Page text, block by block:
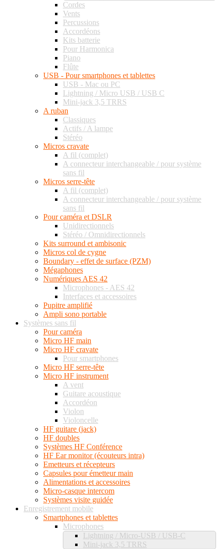
Cordes
Vents
Percussions
Accordéons
Kits batterie
Pour Harmonica
Piano
Flûte
USB - Pour smartphones et tablettes
USB - Mac ou PC
Lightning / Micro USB / USB C
Mini-jack 3,5 TRRS
A ruban
Classiques
Actifs / A lampe
Stéréo
Micros cravate
A fil (complet)
A connecteur interchangeable / pour système
sans fil
Micros serre-tête
A fil (complet)
A connecteur interchangeable / pour système
sans fil
Pour caméra et DSLR
Unidirectionnels
Stéréo / Omnidirectionnels
Kits surround et ambisonic
Micros col de cygne
Boundary - effet de surface (PZM)
Mégaphones
Numériques AES 42
Microphones - AES 42
Interfaces et accessoires
Pupitre amplifié
Ampli sono portable
Systèmes sans fil
Pour caméra
Micro HF main
Micro HF cravate
Pour smartphones
Micro HF serre-tête
Micro HF instrument
A vent
Guitare acoustique
Accordéon
Violon
Violoncelle
HF guitare (jack)
HF doubles
Systèmes HF Conférence
HF Ear monitor (écouteurs intra)
Emetteurs et récepteurs
Capsules pour émetteur main
Alimentations et accessoires
Micro-casque intercom
Systèmes visite guidée
Enregistrement mobile
Smartphones et tablettes
Microphones
Lightning / Micro-USB / USB-C
Mini-jack 3,5 TRRS